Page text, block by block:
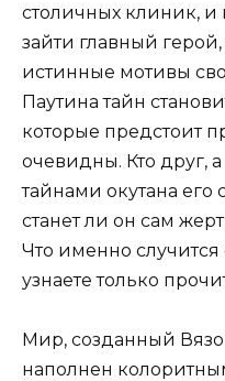
столичных клиник, и
зайти главный
истинные мотивы
Паутина тайн
которые предстоит
очевидны. Кто друг,
тайнами окутана его
станет ли он сам
Что именно
узнаете только
Мир, созданный
наполнен